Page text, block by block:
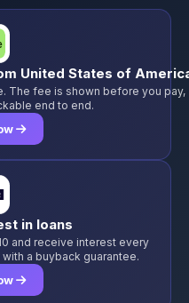
United States of
The fee is shown before you pay,
end to end.
in loans
and receive interest every
a buyback guarantee.